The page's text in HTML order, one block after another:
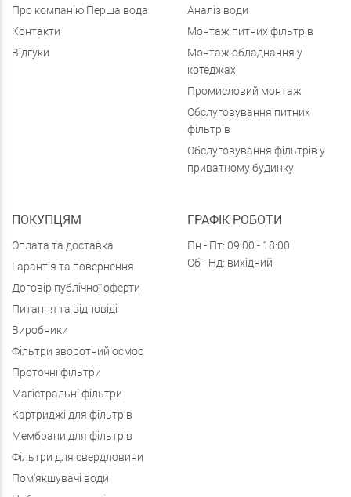
Про компанію Перша вода
Контакти
Відгуки
Аналіз води
Монтаж питних фільтрів
Монтаж обладнання у
котеджах
Промисловий монтаж
Обслуговування питних
фільтрів
Обслуговування фільтрів у
приватному будинку
ПОКУПЦЯМ
Оплата та доставка
Гарантія та повернення
Договір публічної оферти
Питання та відповіді
Виробники
Фільтри зворотний осмос
Проточні фільтри
Магістральні фільтри
Картриджі для фільтрів
Мембрани для фільтрів
Фільтри для свердловини
Пом'якшувачі води
ГРАФІК РОБОТИ
Пн - Пт: 09:00 - 18:00
Сб - Нд: вихідний